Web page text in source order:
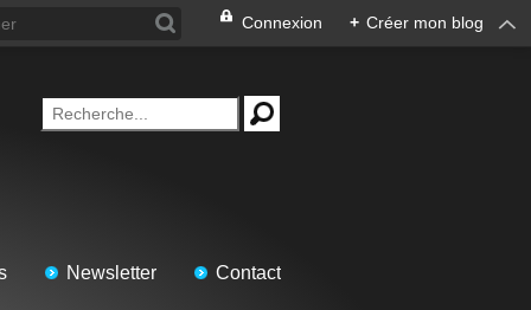
Connexion + Créer mon blog
Newsletter Contact